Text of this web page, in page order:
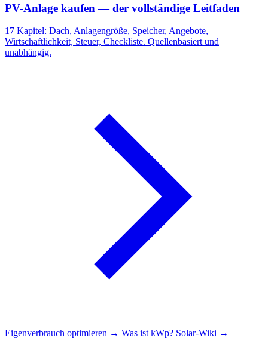
PV-Anlage kaufen — der vollständige Leitfaden
17 Kapitel: Dach, Anlagengröße, Speicher, Angebote,
Wirtschaftlichkeit, Steuer, Checkliste. Quellenbasiert und
unabhängig.
Eigenverbrauch optimieren → Was ist kWp? Solar-Wiki →